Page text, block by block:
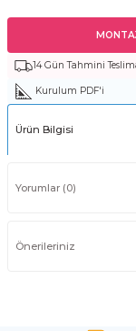
14 Gün Tahmini
Kurulum PDF'i
Ürün Bilgisi
Yorumlar (0)
Önerileriniz